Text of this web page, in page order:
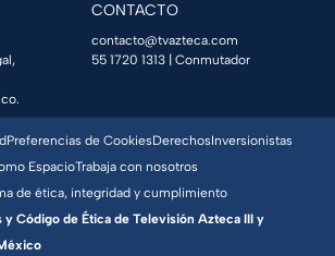
CONTACTO
contacto@tvazteca.com
55 1720 1313 | Conmutador
Preferencias de CookiesDerechosInversionistas
EspacioTrabaja con nosotros
de ética, integridad y cumplimiento
Código de Ética de Televisión Azteca III y